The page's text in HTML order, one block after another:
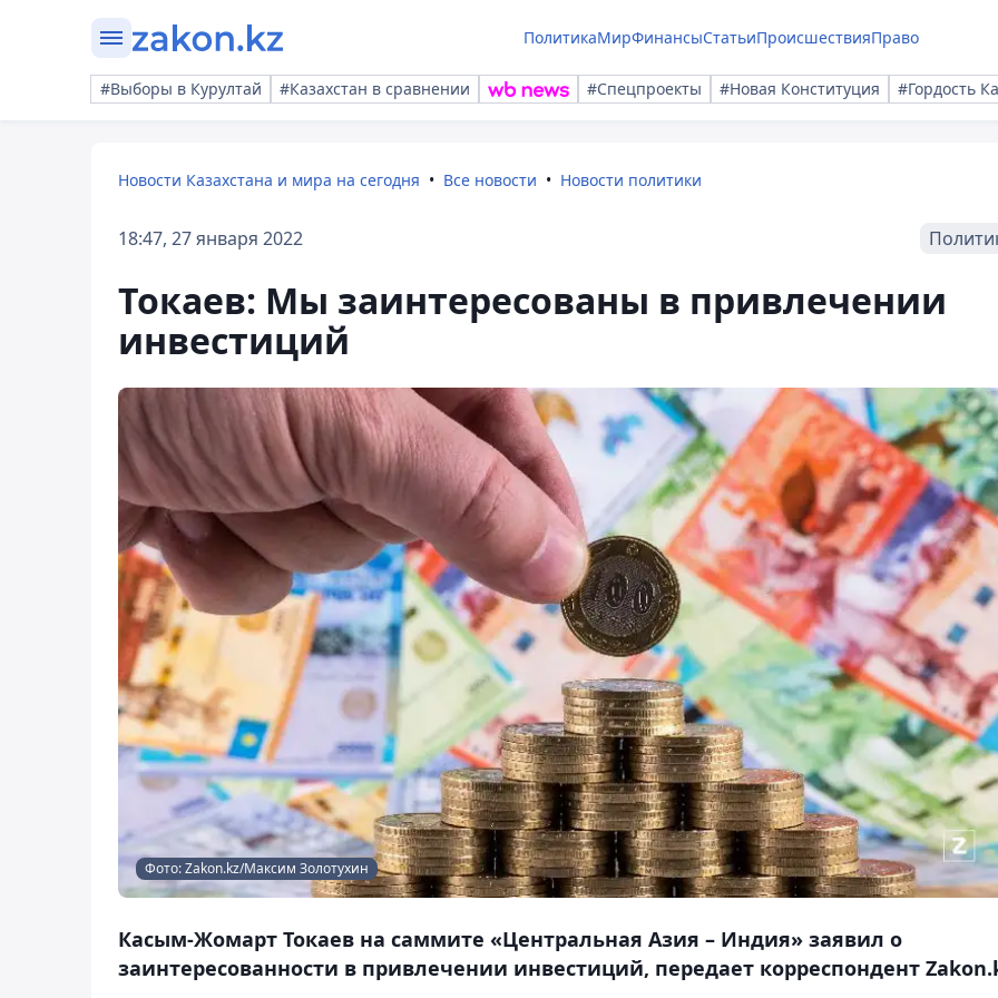
ПолитикаМирФинансыСтатьиПроисшествияПраво
#Выборы в Курултай #Казахстан в сравнении #Спецпроекты #Новая Конституция #Гордость
Новости Казахстана и мира на сегодня Все новости Новости политики
18:47, 27 января 2022
Токаев: Мы заинтересованы в привлечении
инвестиций
Фото: Zakon.kz/Максим Золотухин
Касым-Жомарт Токаев на саммите «Центральная Азия – Индия» заявил о
заинтересованности в привлечении инвестиций, передает корреспондент